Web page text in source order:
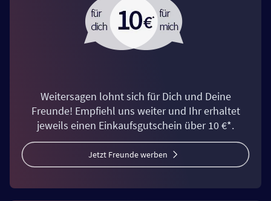
Weitersagen lohnt sich für Dich und Deine
Freunde! Empfiehl uns weiter und Ihr erhaltet
jeweils einen Einkaufsgutschein über 10 €*.
Jetzt Freunde werben